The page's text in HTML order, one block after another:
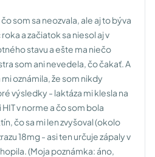
som sa neozvala, ale aj to býva
a začiatok sa niesol aj v
stavu a ešte ma niečo
som ani nevedela, čo čakať. A
oznámila, že som nikdy
výsledky - laktáza mi klesla na
v norme a čo som bola
čo sa mi len zvyšoval (okolo
18mg - asi ten určuje zápaly v
(Moja poznámka: áno,